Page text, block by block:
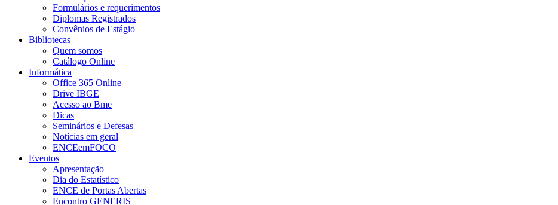
Formulários e requerimentos
Diplomas Registrados
Convênios de Estágio
Bibliotecas
Quem somos
Catálogo Online
Informática
Office 365 Online
Drive IBGE
Acesso ao Bme
Dicas
Seminários e Defesas
Notícias em geral
ENCEemFOCO
Eventos
Apresentação
Dia do Estatístico
ENCE de Portas Abertas
Encontro GENERIS